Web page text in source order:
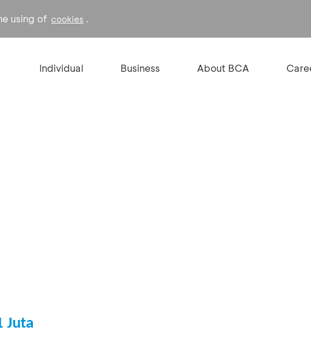
using of cookies .
Individual Business About BCA
Juta